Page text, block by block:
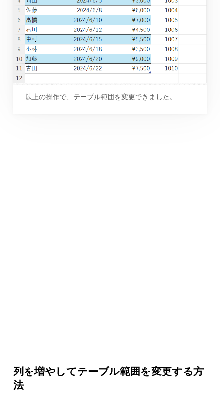
以上の操作で、テーブル範囲を変更できました。
列を増やしてテーブル範囲を変更する方
法